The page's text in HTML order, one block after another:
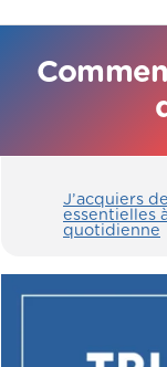
J’acquiers
essentielles
quotidienne